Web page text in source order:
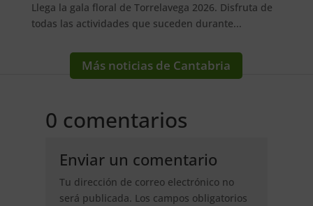
Llega la gala floral de Torrelavega 2026. Disfruta de
todas las actividades que suceden durante...
Más noticias de Cantabria
0 comentarios
Enviar un comentario
Tu dirección de correo electrónico no
será publicada. Los campos obligatorios